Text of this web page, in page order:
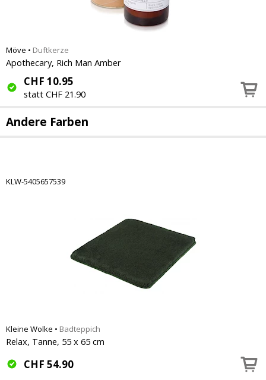
Möve • Duftkerze
Apothecary, Rich Man Amber
CHF 10.95
statt CHF 21.90
Andere Farben
KLW-5405657539
Kleine Wolke • Badteppich
Relax, Tanne, 55 x 65 cm
CHF 54.90